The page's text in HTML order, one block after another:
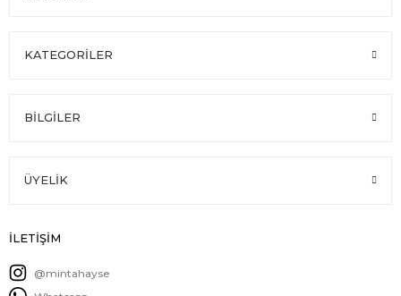
KATEGORİLER
BİLGİLER
ÜYELİK
İLETİŞİM
@mintahayse